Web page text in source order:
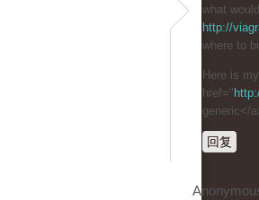
what
http://
where to
Here is
href="
generic</
回复